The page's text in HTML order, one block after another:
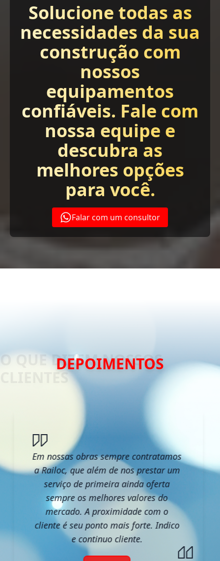
Solucione todas as
necessidades da sua
construção com
nossos
equipamentos
confiáveis. Fale com
nossa equipe e
descubra as
melhores opções
para você.
Falar com um consultor
DEPOIMENTOS
Em nossas obras sempre contratamos
a Railoc, que além de nos prestar um
serviço de primeira ainda oferta
sempre os melhores valores do
mercado. A proximidade com o
cliente é seu ponto mais forte. Indico
e continuo cliente.